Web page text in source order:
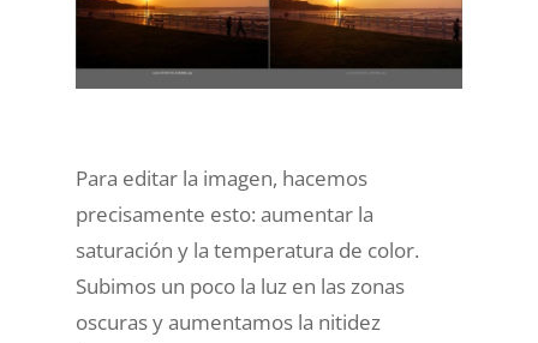
Para editar la imagen, hacemos
precisamente esto: aumentar la
saturación y la temperatura de color.
Subimos un poco la luz en las zonas
oscuras y aumentamos la nitidez